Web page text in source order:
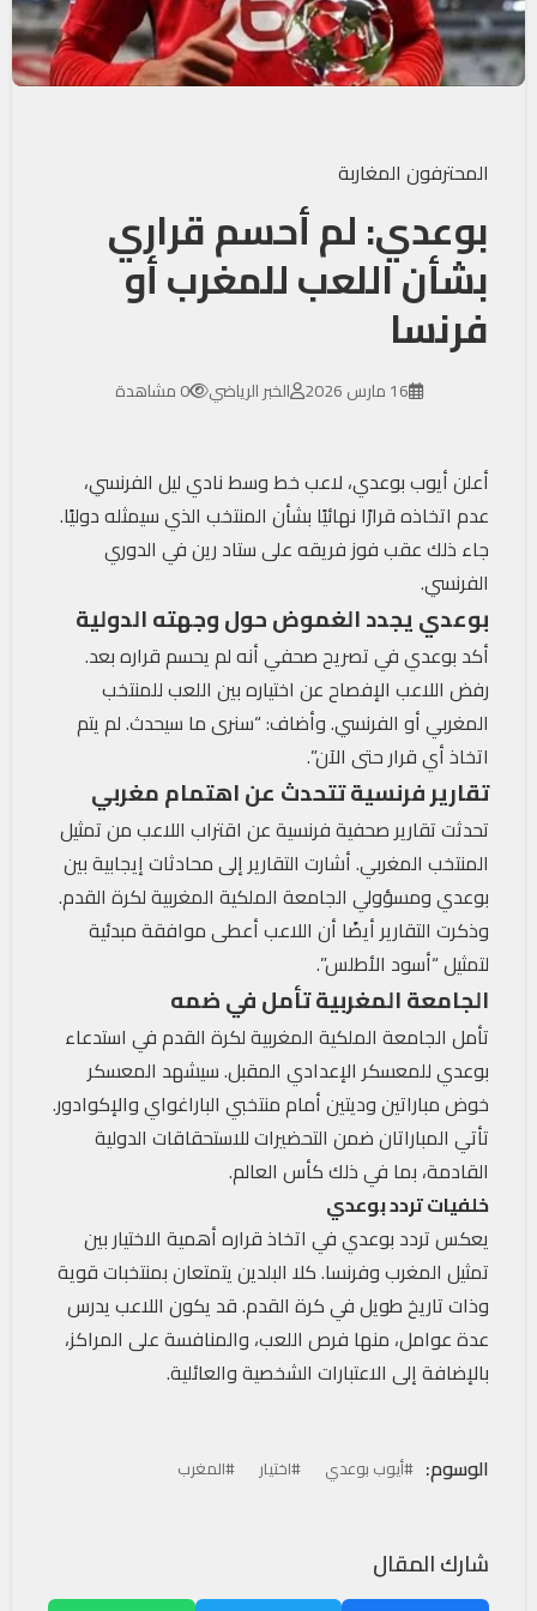
المحترفون المغاربة
بوعدي: لم أحسم قراري
بشأن اللعب للمغرب أو
فرنسا
16 مارس 2026 الخبر الرياضي 0 مشاهدة
أعلن أيوب بوعدي، لاعب خط وسط نادي ليل الفرنسي،
عدم اتخاذه قرارًا نهائيًا بشأن المنتخب الذي سيمثله دوليًا.
جاء ذلك عقب فوز فريقه على ستاد رين في الدوري
الفرنسي.
بوعدي يجدد الغموض حول وجهته الدولية
أكد بوعدي في تصريح صحفي أنه لم يحسم قراره بعد.
رفض اللاعب الإفصاح عن اختياره بين اللعب للمنتخب
المغربي أو الفرنسي. وأضاف: “سنرى ما سيحدث. لم يتم
اتخاذ أي قرار حتى الآن”.
تقارير فرنسية تتحدث عن اهتمام مغربي
تحدثت تقارير صحفية فرنسية عن اقتراب اللاعب من تمثيل
المنتخب المغربي. أشارت التقارير إلى محادثات إيجابية بين
بوعدي ومسؤولي الجامعة الملكية المغربية لكرة القدم.
وذكرت التقارير أيضًا أن اللاعب أعطى موافقة مبدئية
لتمثيل “أسود الأطلس”.
الجامعة المغربية تأمل في ضمه
تأمل الجامعة الملكية المغربية لكرة القدم في استدعاء
بوعدي للمعسكر الإعدادي المقبل. سيشهد المعسكر
خوض مباراتين وديتين أمام منتخبي الباراغواي والإكوادور.
تأتي المباراتان ضمن التحضيرات للاستحقاقات الدولية
القادمة، بما في ذلك كأس العالم.
خلفيات تردد بوعدي
يعكس تردد بوعدي في اتخاذ قراره أهمية الاختيار بين
تمثيل المغرب وفرنسا. كلا البلدين يتمتعان بمنتخبات قوية
وذات تاريخ طويل في كرة القدم. قد يكون اللاعب يدرس
عدة عوامل، منها فرص اللعب، والمنافسة على المراكز،
بالإضافة إلى الاعتبارات الشخصية والعائلية.
الوسوم: #أيوب بوعدي #اختيار #المغرب
شارك المقال